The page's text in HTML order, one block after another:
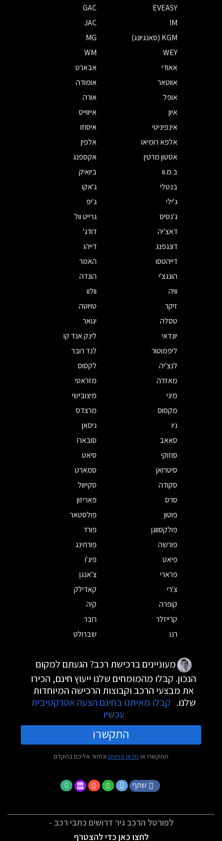
EVEASY
GAC
IM
JAC
KGM (סאנגיונג)
MG
WEY
WM
אאודי
אבארט
אווטאר
אומודה
אופל
אורה
איון
אייווייס
אינפיניטי
איסוזו
אלפא רומיאו
אלפין
אסטון מרטין
אקספנג
ב.מ.וו
ביואיק
בנטלי
ג'אקו
ג'ילי
ג'יפ
ג'נסיס
גרייט וול
דאצ'יה
דודג'
דונגפנג
דייהו
דייהטסו
האמר
הונגצ'י
הונדה
וויה
וולוו
זיקר
טויוטה
טסלה
יגואר
יונדאי
לינק אנד קו
ליפמוטור
לנד רובר
לנצ'יה
לקסוס
מאזדה
מזראטי
מיני
מיצובישי
מקסוס
מרצדס
ניו
ניסאן
סאאב
סובארו
סוזוקי
סיאט
סיטרואן
סמארט
סקודה
סקייוול
סרס
פאריזון
פוטון
פולסטאר
פולקסווגן
פורד
פורשה
פורתינג
פיאט
פיג'ו
פרארי
צ'אנגן
צ'רי
קאדילק
קופרה
קיה
קרייזלר
רובר
רנו
שברולט
מעוניינים ברכישת רכב? הגעתם למקום
הנכון. קבלו מהמומחים שלנו ייעוץ חינם, הכירו
את מבצעי הרכב וקבוצות הרכישה המיוחדות
שלנו. קבלו מאיתנו בחינם הצעה אטרקטיבית
עכשיו
התקשרו
התקשרו או מלאו פרטים ונחזור אליכם בהקדם
שתף
לפורטל הרכב גיר דרושים כתבי רכב -
לחצו כאן כדי להצטרף